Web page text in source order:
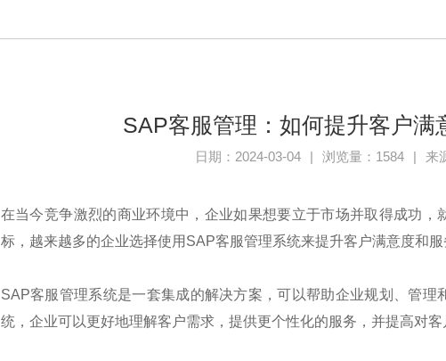
SAP客服管理：如何提升客户满
日期：2024-03-04 | 浏览量：1584 | 来
在当今竞争激烈的商业环境中，企业如果想要立于市场并取得成功，
标，越来越多的企业选择使用 SAP客服管理系统来提升客户满意度和服
SAP客服管理系统是一套集成的解决方案，可以帮助企业规划、管理
统，企业可以更好地理解客户需求，提供更个性化的服务，并提高对客